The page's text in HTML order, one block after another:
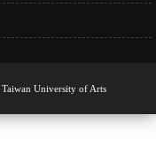
University of Arts